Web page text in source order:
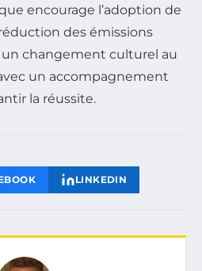
encourage l’adoption de
des émissions
changement culturel au
un accompagnement
la réussite.
LINKEDIN